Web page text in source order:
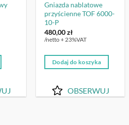
Gniazda nablatowe
przyścienne TOF 6000-
10-P
480,00zł
/netto + 23%VAT
Dodaj do koszyka
OBSERWUJ